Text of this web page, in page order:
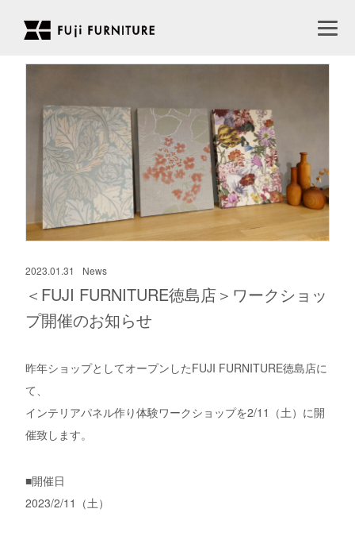
2023.01.31 News
＜FUJI FURNITURE徳島店＞ワークショッ
プ開催のお知らせ
昨年ショップとしてオープンしたFUJI FURNITURE徳島店に
て、
インテリアパネル作り体験ワークショップを2/11（土）に開
催致します。
■開催日
2023/2/11（土）